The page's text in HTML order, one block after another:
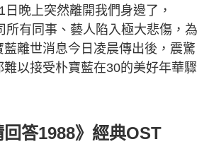
晚上突然離開我們身邊了，
所有同事、藝人陷入極大悲傷，為
離世消息今日凌晨傳出後，震驚
以接受朴寶藍在30的美好年華驟
答1988》經典OST